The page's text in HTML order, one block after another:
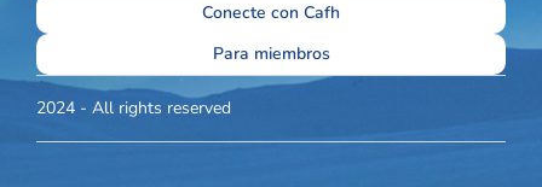
Conecte con Cafh
Para miembros
2024 - All rights reserved